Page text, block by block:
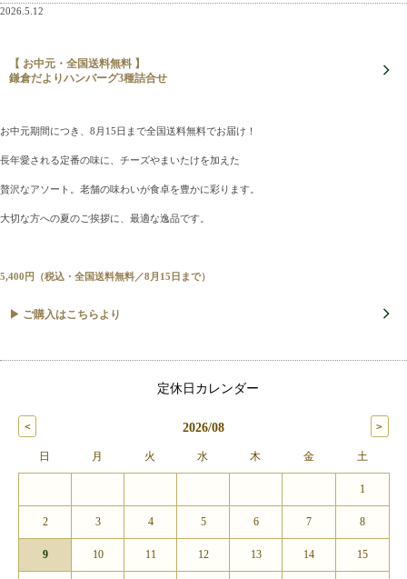
2026.5.12
【 お中元・全国送料無料 】
鎌倉だよりハンバーグ3種詰合せ
お中元期間につき、8月15日まで全国送料無料でお届け！
長年愛される定番の味に、チーズやまいたけを加えた
贅沢なアソート。老舗の味わいが食卓を豊かに彩ります。
大切な方への夏のご挨拶に、最適な逸品です。
5,400円（税込・全国送料無料／8月15日まで）
▶ ご購入はこちらより
定休日カレンダー
2026/08
日 月 火 水 木 金 土
1
2 3 4 5 6 7 8
9 10 11 12 13 14 15